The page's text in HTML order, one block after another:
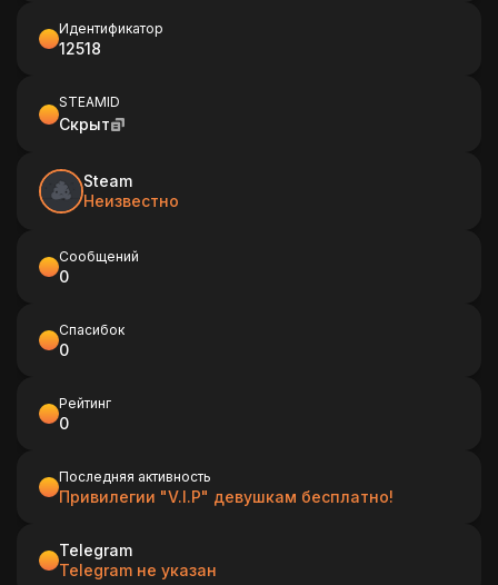
Идентификатор
12518
STEAMID
Скрыт
Steam
Неизвестно
Сообщений
0
Спасибок
0
Рейтинг
0
Последняя активность
Привилегии "V.I.P" девушкам бесплатно!
Telegram
Telegram не указан